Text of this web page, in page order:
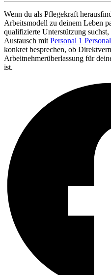
Wenn du als Pflegekraft
Arbeitsmodell zu deinem Leben
qualifizierte Unterstützung
Austausch mit Personal 1
konkret besprechen, ob
Arbeitnehmerüberlassung für
ist.